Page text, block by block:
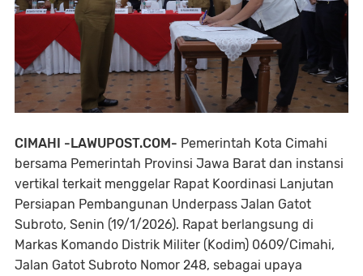
CIMAHI -LAWUPOST.COM- Pemerintah Kota Cimahi
bersama Pemerintah Provinsi Jawa Barat dan instansi
vertikal terkait menggelar Rapat Koordinasi Lanjutan
Persiapan Pembangunan Underpass Jalan Gatot
Subroto, Senin (19/1/2026). Rapat berlangsung di
Markas Komando Distrik Militer (Kodim) 0609/Cimahi,
Jalan Gatot Subroto Nomor 248, sebagai upaya